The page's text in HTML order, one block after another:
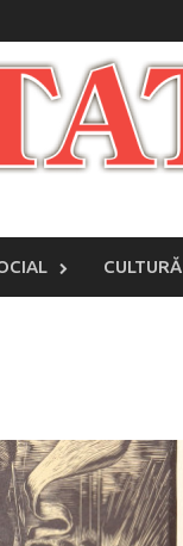
CULTURĂ